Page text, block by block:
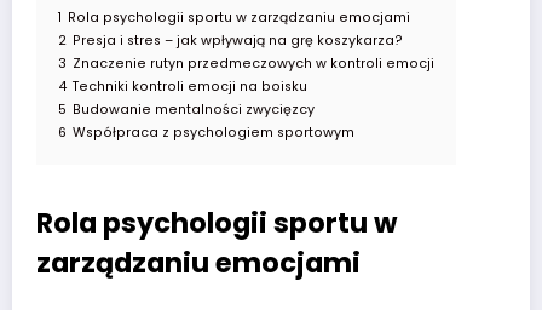
1 Rola psychologii sportu w zarządzaniu emocjami
2 Presja i stres – jak wpływają na grę koszykarza?
3 Znaczenie rutyn przedmeczowych w kontroli emocji
4 Techniki kontroli emocji na boisku
5 Budowanie mentalności zwycięzcy
6 Współpraca z psychologiem sportowym
Rola psychologii sportu w
zarządzaniu emocjami